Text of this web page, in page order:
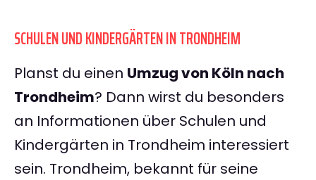
SCHULEN UND KINDERGÄRTEN IN TRONDHEIM
Planst du einen Umzug von Köln nach
Trondheim? Dann wirst du besonders
an Informationen über Schulen und
Kindergärten in Trondheim interessiert
sein. Trondheim, bekannt für seine